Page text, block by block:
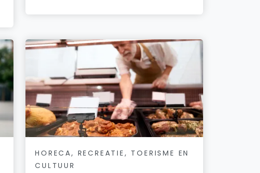
HORECA, RECREATIE, TOERISME EN
CULTUUR